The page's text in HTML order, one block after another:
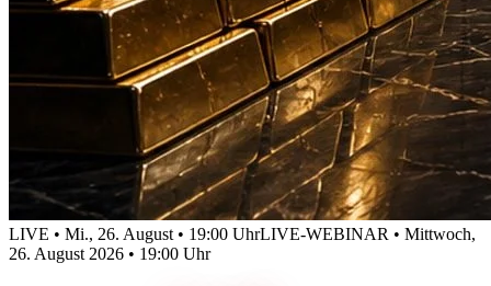
LIVE • Mi., 26. August • 19:00 UhrLIVE-WEBINAR • Mittwoch,
26. August 2026 • 19:00 Uhr